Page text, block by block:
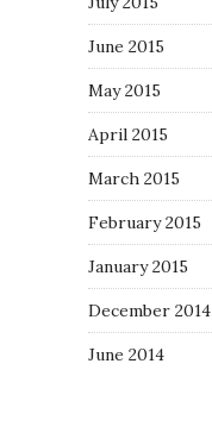
June 2015
May 2015
April 2015
March 2015
February 2015
January 2015
December 2014
June 2014